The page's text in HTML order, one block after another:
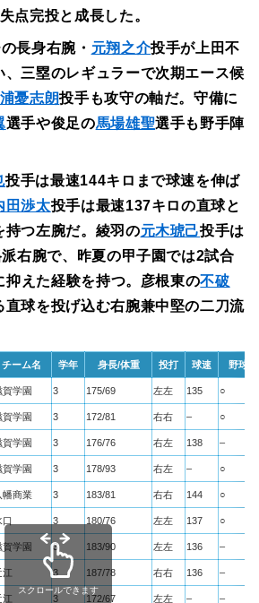
点完投と成長した。
長身右腕・ 元翔之介投手が上田不
、三塁のレギュラーで次期エース候
憂志朗投手も攻守の軸だ。守備に
選手や俊足の馬場雄聖選手も野手陣
投手は最速144キロまで球速を伸ば
田渉太投手は最速137キロの直球と
持つ左腕だ。綾羽の元木琥己投手は
右腕で、昨夏の甲子園では2試合
抑えた経験を持つ。彦根東の不破
直球を投げ込む右腕兼中堅の二刀流
チーム名 学年 身長/体重 投打 球速 野球
賀学園 3 175/69 左左 135 ○
賀学園 3 172/81 右右 – ○
賀学園 3 176/76 右左 138 –
賀学園 3 178/93 右左 – ○
幡商業 3 183/81 右右 144 ○
3 180/76 左左 137 ○
賀学園 3 183/90 左左 136 –
江 3 187/78 右右 136 –
江 3 172/67 左左 – –
スクロールできます